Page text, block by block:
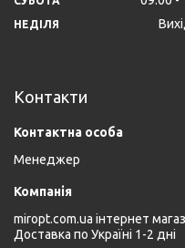
НЕДІЛЯ
Контакти
Менеджер
miropt.com.ua інтернет
Доставка по Україні 1-2 дні